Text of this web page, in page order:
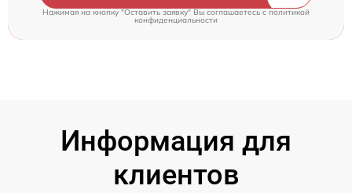
Нажимая на кнопку "Оставить заявку" Вы соглашаетесь c политикой
конфиденциальности
Информация для
клиентов